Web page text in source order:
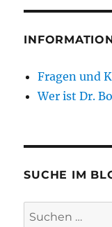
Fragen und
Wer ist Dr.
SUCHE IM
Suchen